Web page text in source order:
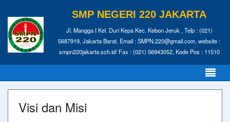
SMP NEGERI 220 JAKARTA
Jl. Mangga I Kel. Duri Kepa Kec. Kebon Jeruk , Telp : (021)
5687919, Jakarta Barat, Email : SMPN.220@gmail.com, website :
smpn220jakarta.sch.id/ Fax : (021) 56943052, Kode Pos : 11510
Visi dan Misi